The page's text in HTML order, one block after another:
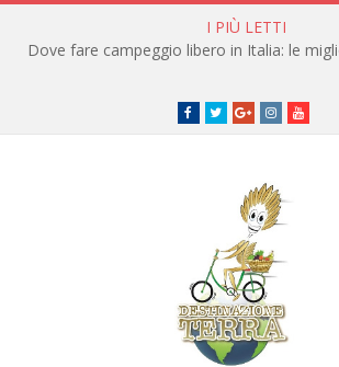
I PIÙ LETTI
Facebook
TwitterGoogle+instagramyoutube